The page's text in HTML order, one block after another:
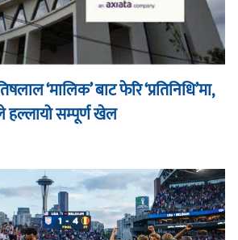
‘मालिक’ बाट फेरि ‘प्रतिनिधि’मा,
हल्लायो सम्पूर्ण खेल